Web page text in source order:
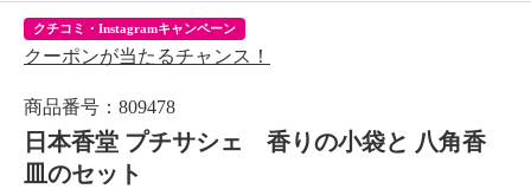
クチコミ・Instagramキャンペーン
クーポンが当たるチャンス！
商品番号：809478
日本香堂 プチサシェ 香りの小袋と 八角香
皿のセット